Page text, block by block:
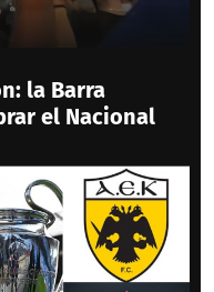
la Barra
el Nacional